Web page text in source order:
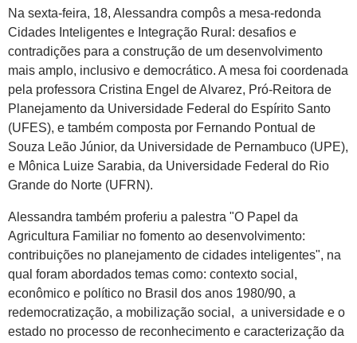
Na sexta-feira, 18, Alessandra compôs a mesa-redonda
Cidades Inteligentes e Integração Rural: desafios e
contradições para a construção de um desenvolvimento
mais amplo, inclusivo e democrático. A mesa foi coordenada
pela professora Cristina Engel de Alvarez, Pró-Reitora de
Planejamento da Universidade Federal do Espírito Santo
(UFES), e também composta por Fernando Pontual de
Souza Leão Júnior, da Universidade de Pernambuco (UPE),
e Mônica Luize Sarabia, da Universidade Federal do Rio
Grande do Norte (UFRN).
Alessandra também proferiu a palestra "O Papel da
Agricultura Familiar no fomento ao desenvolvimento:
contribuições no planejamento de cidades inteligentes", na
qual foram abordados temas como: contexto social,
econômico e político no Brasil dos anos 1980/90, a
redemocratização, a mobilização social, a universidade e o
estado no processo de reconhecimento e caracterização da